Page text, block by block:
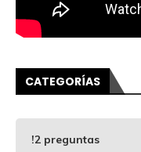
CATEGORÍAS
!2 preguntas